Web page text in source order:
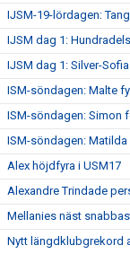
IJSM-19-lördagen:
IJSM dag 1:
IJSM dag 1: Silver-Sofia
ISM-söndagen: Malte
ISM-söndagen: Simon
ISM-söndagen:
Alex höjdfyra i USM17
Alexandre Trindade
Mellanies näst
Nytt längdklubgrekord